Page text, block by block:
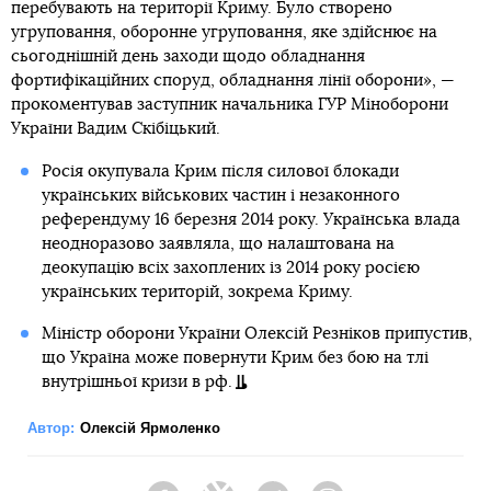
перебувають на території Криму. Було створено
угруповання, оборонне угруповання, яке здійснює на
сьогоднішній день заходи щодо обладнання
фортифікаційних споруд, обладнання лінії оборони», —
прокоментував заступник начальника ГУР Міноборони
України Вадим Скібіцький.
Росія окупувала Крим після силової блокади
українських військових частин і незаконного
референдуму 16 березня 2014 року. Українська влада
неодноразово заявляла, що налаштована на
деокупацію всіх захоплених із 2014 року росією
українських територій, зокрема Криму.
Міністр оборони України Олексій Резніков припустив,
що Україна може повернути Крим без бою на тлі
внутрішньої кризи в рф.
Автор: Олексій Ярмоленко